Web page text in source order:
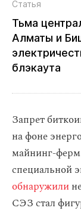
Статья
Тьма
Алматы и
блэкаута
Запрет
на фоне
майнинг-
специальной
обнаружили
СЭЗ стал